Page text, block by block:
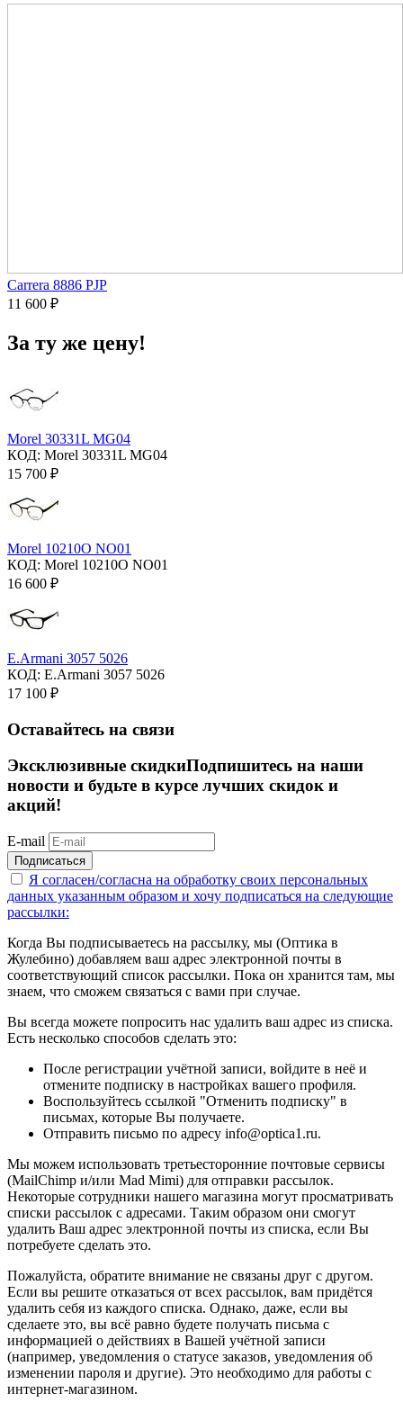
Carrera 8886 PJP
11 600 ₽
За ту же цену!
Morel 30331L MG04
КОД: Morel 30331L MG04
15 700 ₽
Morel 10210O NO01
КОД: Morel 10210O NO01
16 600 ₽
E.Armani 3057 5026
КОД: E.Armani 3057 5026
17 100 ₽
Оставайтесь на связи
Эксклюзивные скидкиПодпишитесь на наши
новости и будьте в курсе лучших скидок и
акций!
E-mail
Подписаться
Я согласен/согласна на обработку своих персональных
данных указанным образом и хочу подписаться на следующие
рассылки:
Когда Вы подписываетесь на рассылку, мы (Оптика в
Жулебино) добавляем ваш адрес электронной почты в
соответствующий список рассылки. Пока он хранится там, мы
знаем, что сможем связаться с вами при случае.
Вы всегда можете попросить нас удалить ваш адрес из списка.
Есть несколько способов сделать это:
После регистрации учётной записи, войдите в неё и
отмените подписку в настройках вашего профиля.
Воспользуйтесь ссылкой "Отменить подписку" в
письмах, которые Вы получаете.
Отправить письмо по адресу info@optica1.ru.
Мы можем использовать третьесторонние почтовые сервисы
(MailChimp и/или Mad Mimi) для отправки рассылок.
Некоторые сотрудники нашего магазина могут просматривать
списки рассылок с адресами. Таким образом они смогут
удалить Ваш адрес электронной почты из списка, если Вы
потребуете сделать это.
Пожалуйста, обратите внимание не связаны друг с другом.
Если вы решите отказаться от всех рассылок, вам придётся
удалить себя из каждого списка. Однако, даже, если вы
сделаете это, вы всё равно будете получать письма с
информацией о действиях в Вашей учётной записи
(например, уведомления о статусе заказов, уведомления об
изменении пароля и другие). Это необходимо для работы с
интернет-магазином.